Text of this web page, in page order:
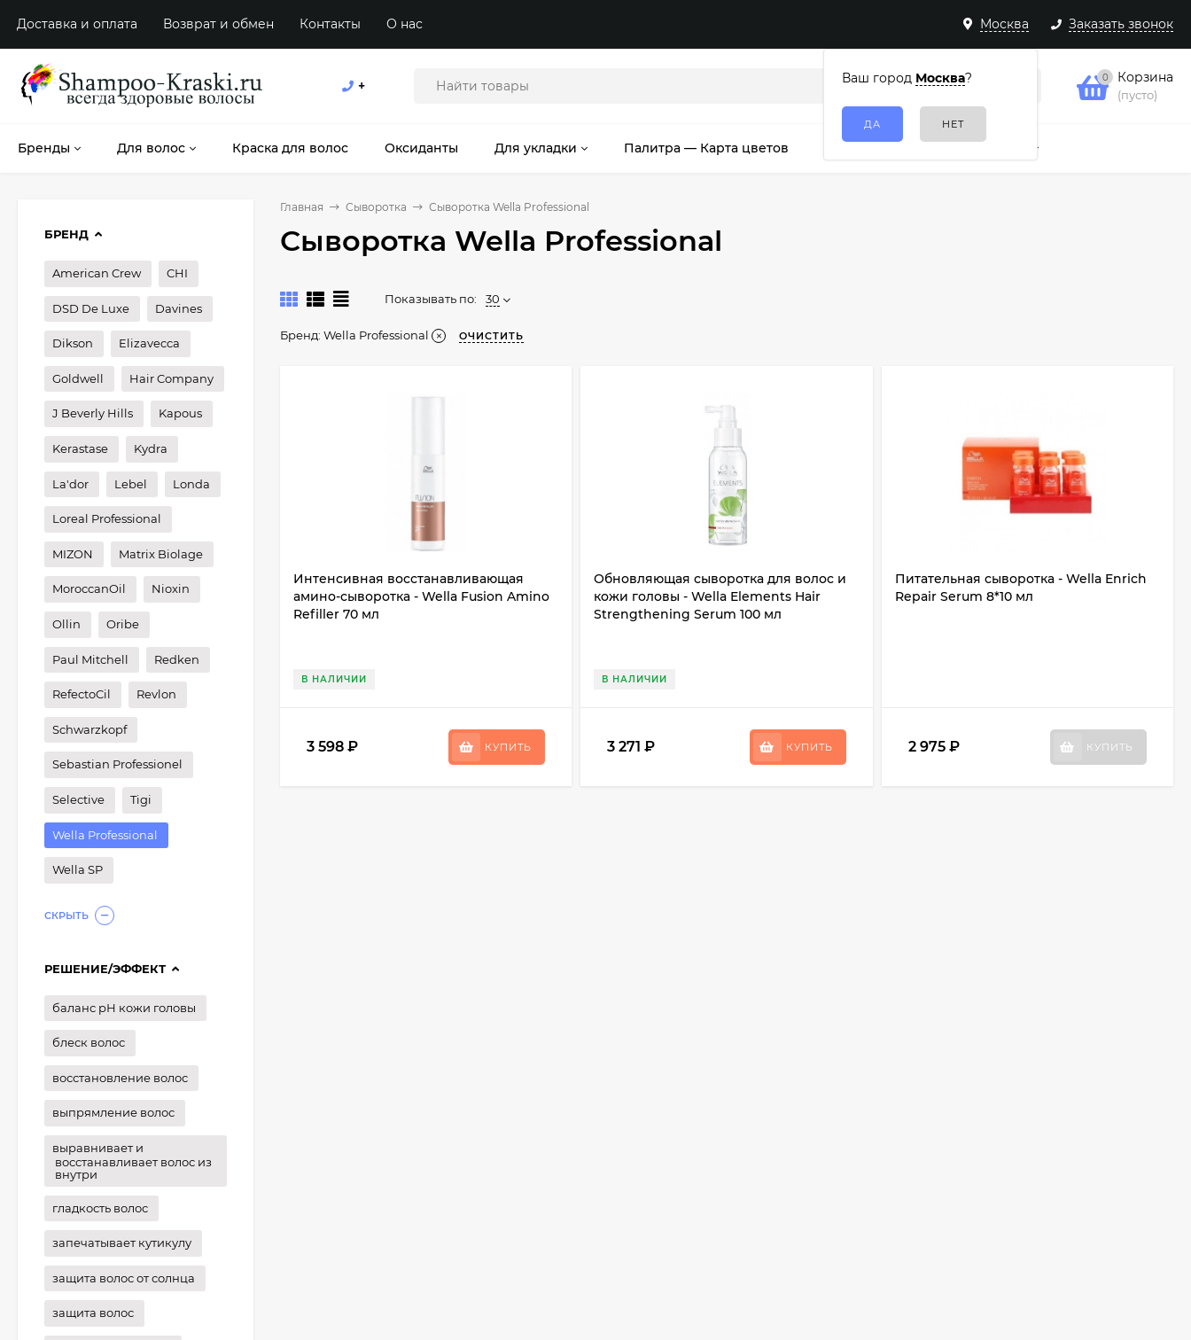
Москва
Ваш город Москва?
Заказать звонок
Доставка и оплата Возврат и обмен Контакты О нас
+
0 Корзина
(пусто)
Бренды Для волос Краска для волос Оксиданты Для укладки Палитра — Карта цветов
Главная Сыворотка Сыворотка Wella Professional
Сыворотка Wella Professional
Показывать по: 30
Бренд: Wella Professional ОЧИСТИТЬ
Интенсивная восстанавливающая
амино-сыворотка - Wella Fusion Amino
Refiller 70 мл
В НАЛИЧИИ
3 598 ₽ КУПИТЬ
Обновляющая сыворотка для волос и
кожи головы - Wella Elements Hair
Strengthening Serum 100 мл
В НАЛИЧИИ
3 271₽ КУПИТЬ
Питательная сыворотка - Wella Enrich
Repair Serum 8*10 мл
2 975 ₽ КУПИТЬ
БРЕНД
American Crew CHI
DSD De Luxe Davines
Dikson Elizavecca
Goldwell Hair Company
J Beverly Hills Kapous
Kerastase Kydra
La'dor Lebel Londa
Loreal Professional
MIZON Matrix Biolage
MoroccanOil Nioxin
Ollin Oribe
Paul Mitchell Redken
RefectoCil Revlon
Schwarzkopf
Sebastian Professionel
Selective Tigi
Wella Professional
Wella SP
СКРЫТЬ
РЕШЕНИЕ/ЭФФЕКТ
баланс рН кожи головы
блеск волос
восстановление волос
выпрямление волос
выравнивает и
восстанавливает волос из
внутри
гладкость волос
запечатывает кутикулу
защита волос от солнца
защита волос